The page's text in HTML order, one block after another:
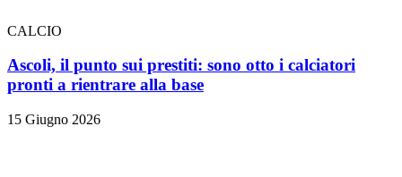
CALCIO
Ascoli, il punto sui prestiti: sono otto i calciatori
pronti a rientrare alla base
15 Giugno 2026